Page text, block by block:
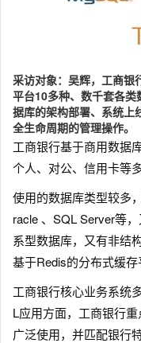
采访对象：吴辉，工商银
平台10多种、数千套各
据库的架构部署、系统上
全生命周期的管理操作。
工商银行基于商用数据
个人、对公、信用卡等
使用的数据库类型较多
racle 、SQL Server等
系型数据库，又有非结
基于Redis的分布式缓存
工商银行核心业务系统
L应用方面，工商银行
广泛使用，并匹配银行